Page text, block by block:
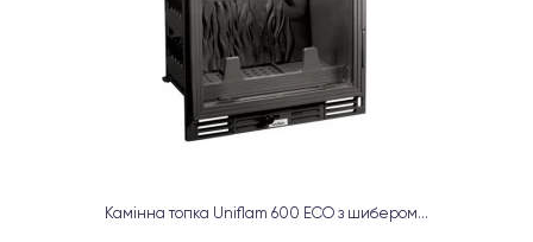
Камінна топка Uniflam 600 ECO з шибером...